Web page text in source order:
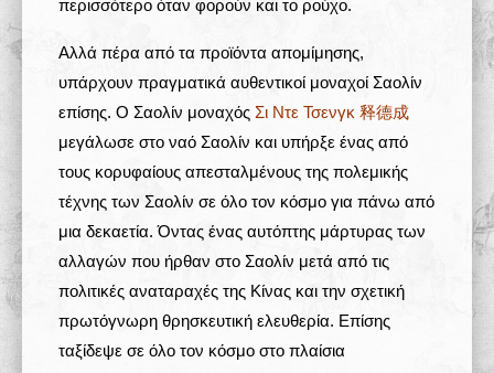
περισσότερο όταν φορούν και το ρούχο.
Αλλά πέρα από τα προϊόντα απομίμησης,
υπάρχουν πραγματικά αυθεντικοί μοναχοί Σαολίν
επίσης. O Σαολίν μοναχός Σι Ντε Τσενγκ 释德成
μεγάλωσε στο ναό Σαολίν και υπήρξε ένας από
τους κορυφαίους απεσταλμένους της πολεμικής
τέχνης των Σαολίν σε όλο τον κόσμο για πάνω από
μια δεκαετία. Όντας ένας αυτόπτης μάρτυρας των
αλλαγών που ήρθαν στο Σαολίν μετά από τις
πολιτικές αναταραχές της Κίνας και την σχετική
πρωτόγνωρη θρησκευτική ελευθερία. Επίσης
ταξίδεψε σε όλο τον κόσμο στο πλαίσια